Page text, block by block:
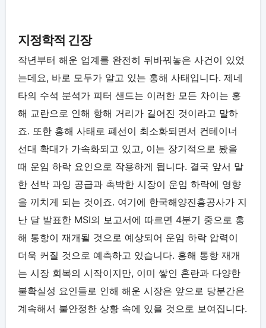
지정학적 긴장
작년부터 해운 업계를 완전히 뒤바꿔놓은 사건이 있었
는데요, 바로 모두가 알고 있는 홍해 사태입니다. 제네
타의 수석 분석가 피터 샌드는 이러한 모든 차이는 홍
해 교란으로 인해 항해 거리가 길어진 것이라고 말하
죠. 또한 홍해 사태로 폐선이 최소화되면서 컨테이너
선대 확대가 가속화되고 있고, 이는 장기적으로 봤을
때 운임 하락 요인으로 작용하게 됩니다. 결국 앞서 말
한 선박 과잉 공급과 촉박한 시장이 운임 하락에 영향
을 끼치게 되는 것이죠. 여기에 한국해양진흥공사가 지
난 달 발표한 MSI의 보고서에 따르면 4분기 중으로 홍
해 통항이 재개될 것으로 예상되어 운임 하락 압력이
더욱 커질 것으로 예측하고 있습니다. 홍해 통항 재개
는 시장 회복의 시작이지만, 이미 쌓인 혼란과 다양한
불확실성 요인들로 인해 해운 시장은 앞으로 당분간은
계속해서 불안정한 상황 속에 있을 것으로 보여집니다.